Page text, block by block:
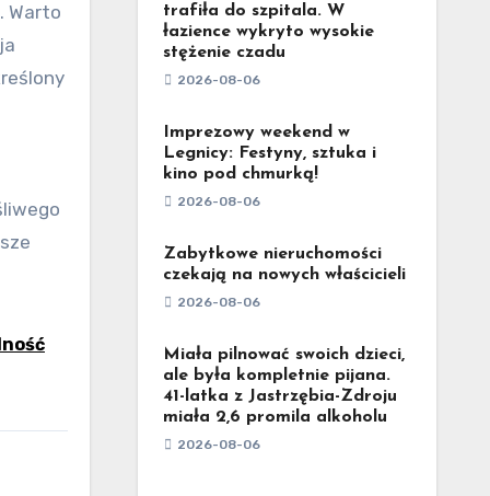
trafiła do szpitala. W
łazience wykryto wysokie
stężenie czadu
2026-08-06
Imprezowy weekend w
Legnicy: Festyny, sztuka i
kino pod chmurką!
2026-08-06
Zabytkowe nieruchomości
czekają na nowych właścicieli
2026-08-06
Miała pilnować swoich dzieci,
ale była kompletnie pijana.
41-latka z Jastrzębia-Zdroju
miała 2,6 promila alkoholu
2026-08-06